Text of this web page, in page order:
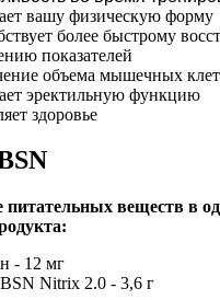
вашу физическую форму
более быстрому
показателей
объема мышечных
эректильную функцию
здоровье
питательных веществ в
- 12 мг
Nitrix 2.0 - 3,6 г